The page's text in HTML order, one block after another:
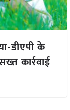
डीएपी के
कार्रवाई